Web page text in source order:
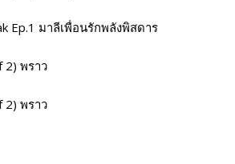
Ep.1 มาลีเพื่อนรักพลังพิสดาร
2) พราว
2) พราว